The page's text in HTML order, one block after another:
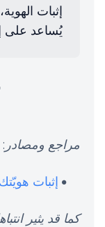
إثبات
يُساعد على
مراجع ومصادر :
إثبات هويّتك
كما قد يثير